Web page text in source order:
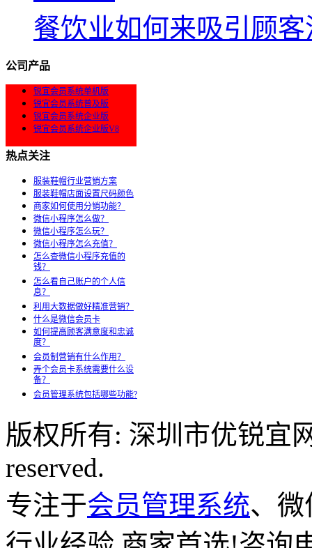
餐饮业如何来吸引顾
公司产品
锐宜会员系统单机版
锐宜会员系统普及版
锐宜会员系统企业版
锐宜会员系统企业版V8
热点关注
服装鞋帽行业营销方案
服装鞋帽店面设置尺码颜色
商家如何使用分销功能？
微信小程序怎么做？
微信小程序怎么玩？
微信小程序怎么充值？
怎么查微信小程序充值的
钱？
怎么看自己账户的个人信
息？
利用大数据做好精准营销？
什么是微信会员卡
如何提高顾客满意度和忠诚
度？
会员制营销有什么作用？
弄个会员卡系统需要什么设
备？
会员管理系统包括哪些功能?
版权所有: 深圳市优锐宜
reserved.
专注于会员管理系统、